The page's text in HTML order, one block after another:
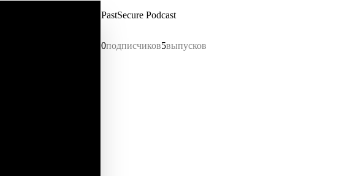
PastSecure Podcast
0подписчиков5выпусков